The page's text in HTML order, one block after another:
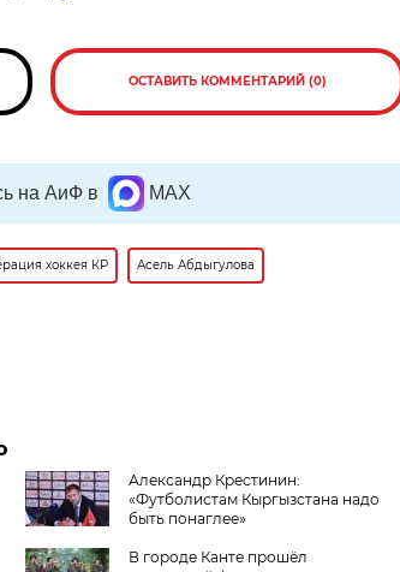
ОСТАВИТЬ КОММЕНТАРИЙ (0)
на АиФ в MAX
хоккея КР Асель Абдыгулова
Александр Крестинин:
«Футболистам Кыргызстана надо
быть понаглее»
В городе Канте прошёл